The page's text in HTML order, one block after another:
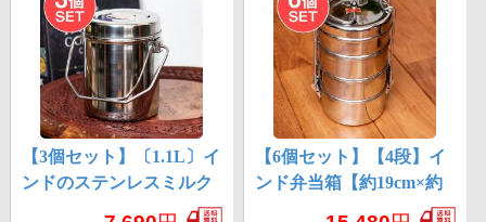
【3個セット】〔1.1L〕イ
ンドのステンレスミルク
ポット ビリー缶 ブッ
【6個セット】【4段】イ
ンド弁当箱【約19cm×約